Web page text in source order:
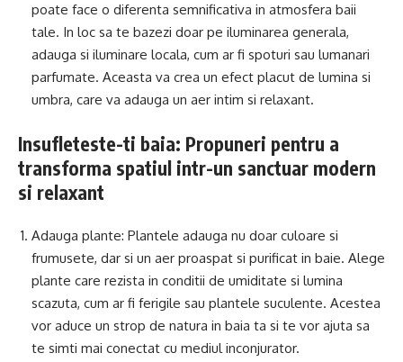
poate face o diferenta semnificativa in atmosfera baii
tale. In loc sa te bazezi doar pe iluminarea generala,
adauga si iluminare locala, cum ar fi spoturi sau lumanari
parfumate. Aceasta va crea un efect placut de lumina si
umbra, care va adauga un aer intim si relaxant.
Insufleteste-ti baia: Propuneri pentru a
transforma spatiul intr-un sanctuar modern
si relaxant
Adauga plante: Plantele adauga nu doar culoare si
frumusete, dar si un aer proaspat si purificat in baie. Alege
plante care rezista in conditii de umiditate si lumina
scazuta, cum ar fi ferigile sau plantele suculente. Acestea
vor aduce un strop de natura in baia ta si te vor ajuta sa
te simti mai conectat cu mediul inconjurator.